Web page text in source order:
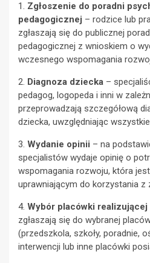
1. Zgłoszenie do poradni
pedagogicznej – rodzice lub
zgłaszają się do publicznej
pedagogicznej z wnioskiem o
wczesnego wspomagania
2. Diagnoza dziecka –
pedagog, logopeda i inni w
przeprowadzają szczegółową
dziecka, uwzględniając
3. Wydanie opinii – na
specjalistów wydaje opinię o
wspomagania rozwoju, która
uprawniającym do korzystania z
4. Wybór placówki realizującej
zgłaszają się do wybranej
(przedszkola, szkoły, poradnie,
interwencji lub inne placówki